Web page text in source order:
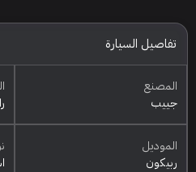
تفاصيل السيارة
المصنع
جييب
الموديل
ربيكون